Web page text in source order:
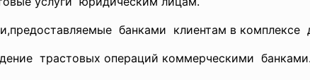
банками клиентам в комплексе
трастовых операций коммерческими банками.